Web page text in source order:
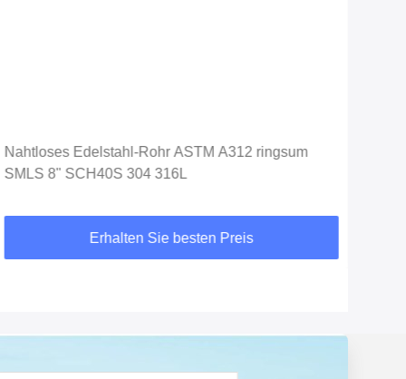
Nahtloses Edelstahl-Rohr ASTM A312 ringsum
SMLS 8" SCH40S 304 316L
Erhalten Sie besten Preis